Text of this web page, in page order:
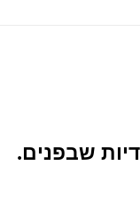
שבפנים.